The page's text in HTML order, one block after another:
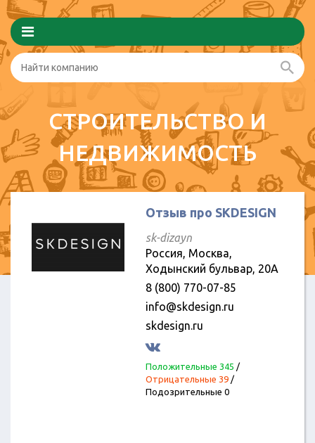
СТРОИТЕЛЬСТВО И
НЕДВИЖИМОСТЬ
Отзыв про SKDESIGN
sk-dizayn
Россия, Москва,
Ходынский бульвар, 20А
8 (800) 770-07-85
info@skdesign.ru
skdesign.ru
Положительные 345 /
Отрицательные 39/
Подозрительные 0